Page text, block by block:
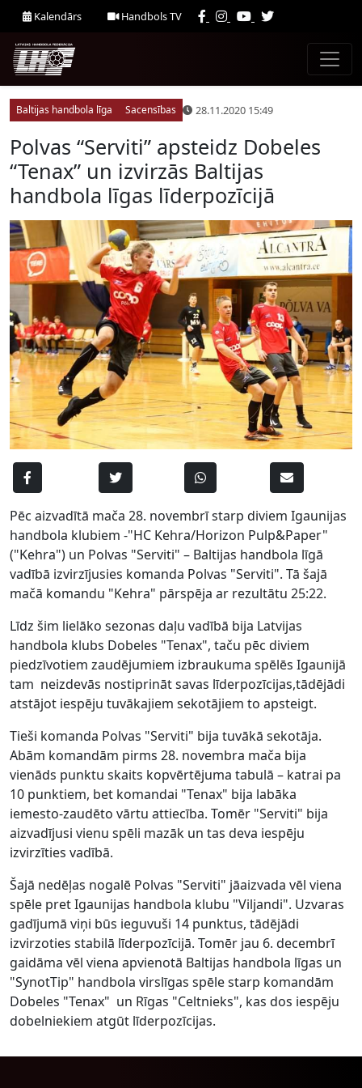
Kalendārs Handbols TV
Baltijas handbola līga Sacensības 28.11.2020 15:49
Polvas “Serviti” apsteidz Dobeles
“Tenax” un izvirzās Baltijas
handbola līgas līderpozīcijā
Pēc aizvadītā mača 28. novembrī starp diviem Igaunijas
handbola klubiem -"HC Kehra/Horizon Pulp&Paper"
("Kehra") un Polvas "Serviti" – Baltijas handbola līgā
vadībā izvirzījusies komanda Polvas "Serviti". Tā šajā
mačā komandu "Kehra" pārspēja ar rezultātu 25:22.
Līdz šim lielāko sezonas daļu vadībā bija Latvijas
handbola klubs Dobeles "Tenax", taču pēc diviem
piedzīvotiem zaudējumiem izbraukuma spēlēs Igaunijā
tam neizdevās nostiprināt savas līderpozīcijas,tādējādi
atstājot iespēju tuvākajiem sekotājiem to apsteigt.
Tieši komanda Polvas "Serviti" bija tuvākā sekotāja.
Abām komandām pirms 28. novembra mača bija
vienāds punktu skaits kopvērtējuma tabulā – katrai pa
10 punktiem, bet komandai "Tenax" bija labāka
iemesto-zaudēto vārtu attiecība. Tomēr "Serviti" bija
aizvadījusi vienu spēli mazāk un tas deva iespēju
izvirzīties vadībā.
Šajā nedēļas nogalē Polvas "Serviti" jāaizvada vēl viena
spēle pret Igaunijas handbola klubu "Viljandi". Uzvaras
gadījumā viņi būs ieguvuši 14 punktus, tādējādi
izvirzoties stabilā līderpozīcijā. Tomēr jau 6. decembrī
gaidāma vēl viena apvienotā Baltijas handbola līgas un
"SynotTip" handbola virslīgas spēle starp komandām
Dobeles "Tenax" un Rīgas "Celtnieks", kas dos iespēju
dobelniekiem atgūt līderpozīcijas.